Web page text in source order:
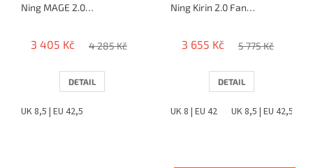
Ning MAGE 2.0
3 405 Kč 4 285 Kč
DETAIL
UK 8,5 | EU 42,5
Ning Kirin 2.0 Fan
3 655 Kč 5 775 Kč
DETAIL
UK 8 | EU 42 UK 8,5 | EU 42,5